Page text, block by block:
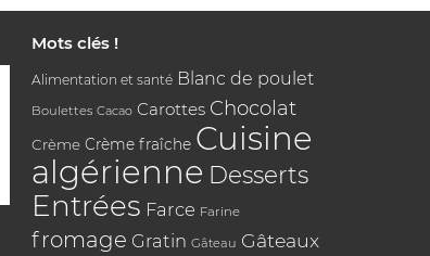
Mots clés !
Alimentation et santé Blanc de poulet
Boulettes Cacao Carottes Chocolat
Crème Crème fraîche Cuisine
algérienne Desserts
Entrées Farce Farine
fromage Gratin Gâteau Gâteaux